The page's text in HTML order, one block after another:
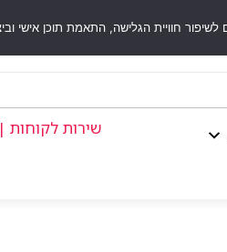
שירות לקוחות | 1-700-507-060